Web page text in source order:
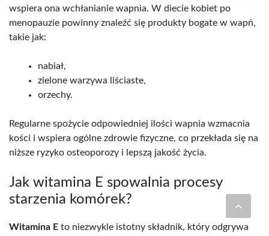
wspiera ona wchłanianie wapnia. W diecie kobiet po
menopauzie powinny znaleźć się produkty bogate w wapń,
takie jak:
nabiał,
zielone warzywa liściaste,
orzechy.
Regularne spożycie odpowiedniej ilości wapnia wzmacnia
kości i wspiera ogólne zdrowie fizyczne, co przekłada się na
niższe ryzyko osteoporozy i lepszą jakość życia.
Jak witamina E spowalnia procesy
starzenia komórek?
Witamina E to niezwykle istotny składnik, który odgrywa